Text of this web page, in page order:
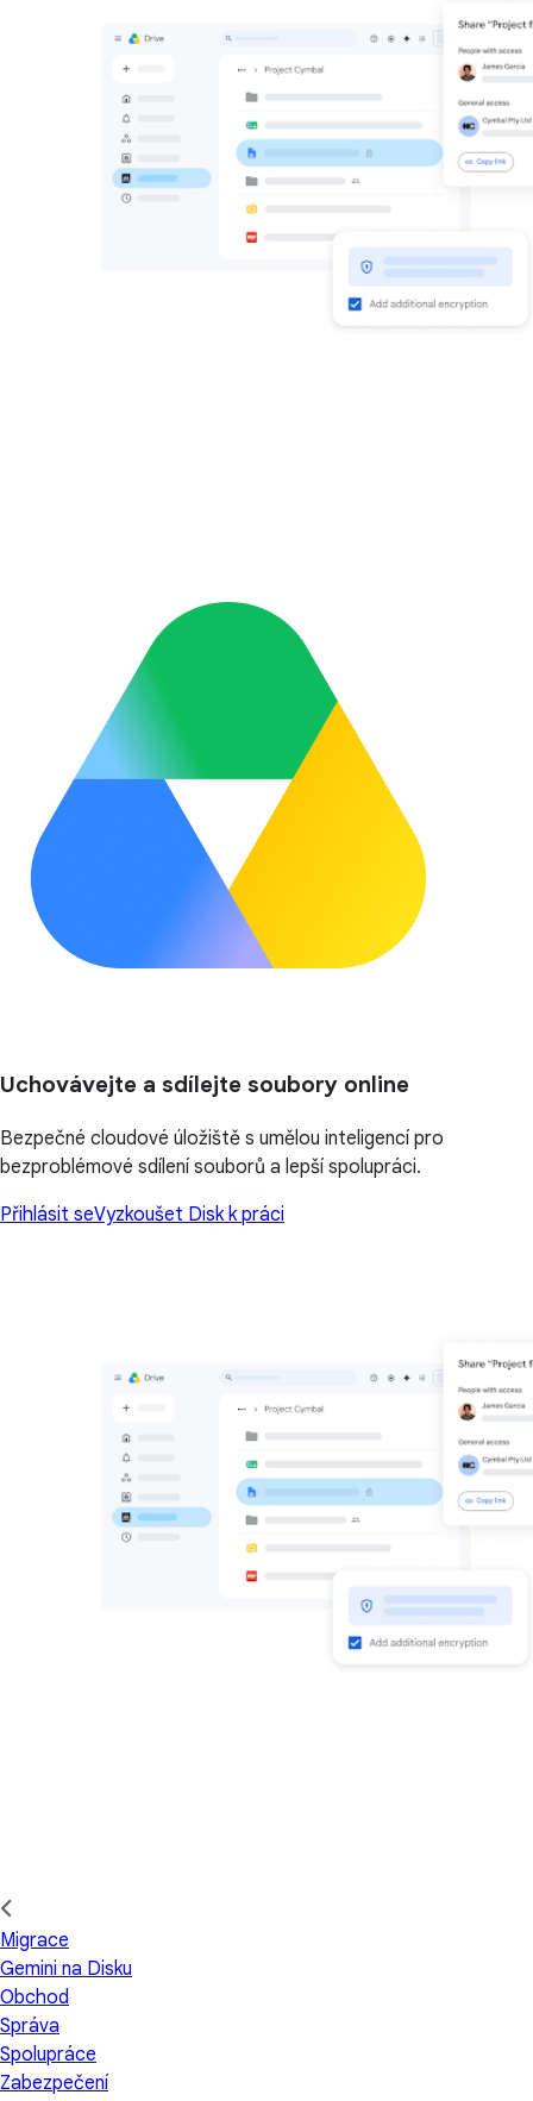
Uchovávejte a sdílejte soubory online
Bezpečné cloudové úložiště s umělou inteligencí pro
bezproblémové sdílení souborů a lepší spolupráci.
Přihlásit seVyzkoušet Disk k práci
Migrace
Gemini na Disku
Obchod
Správa
Spolupráce
Zabezpečení